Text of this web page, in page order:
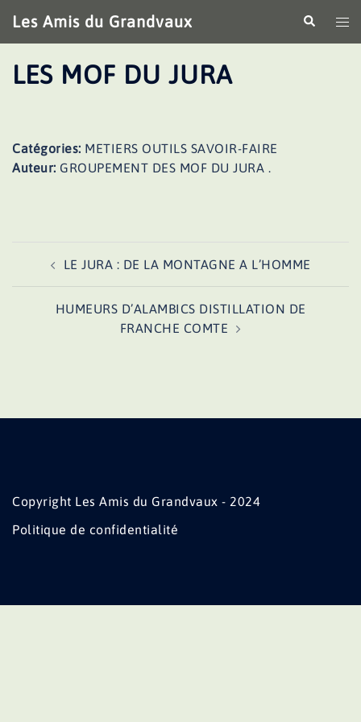
au
contenu
Les Amis du Grandvaux
le
LES MOF DU JURA
Catégories: METIERS OUTILS SAVOIR-FAIRE
Auteur: GROUPEMENT DES MOF DU JURA .
d’articleLE JURA : DE LA MONTAGNE A L’HOMME
HUMEURS D’ALAMBICS DISTILLATION DE
FRANCHE COMTE
Copyright Les Amis du Grandvaux - 2024
Politique de confidentialité